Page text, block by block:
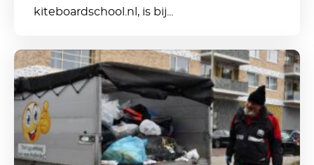
bijnakiteboardschool.nl, is bij...
Wij
houden
Den
Haag
Schoon